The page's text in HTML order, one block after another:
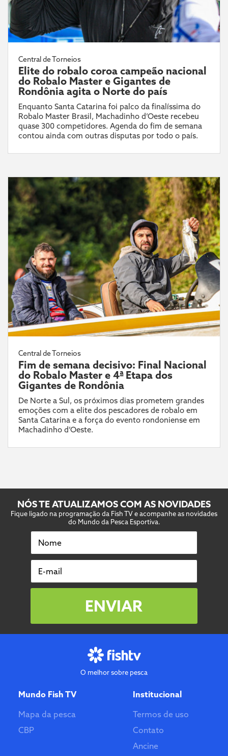
Central de Torneios
Elite do robalo coroa campeão nacional
do Robalo Master e Gigantes de
Rondônia agita o Norte do país
Enquanto Santa Catarina foi palco da finalíssima do
Robalo Master Brasil, Machadinho d’Oeste recebeu
quase 300 competidores. Agenda do fim de semana
contou ainda com outras disputas por todo o país.
Central de Torneios
Fim de semana decisivo: Final Nacional
do Robalo Master e 4ª Etapa dos
Gigantes de Rondônia
De Norte a Sul, os próximos dias prometem grandes
emoções com a elite dos pescadores de robalo em
Santa Catarina e a força do evento rondoniense em
Machadinho d’Oeste.
NÓS TE ATUALIZAMOS COM AS NOVIDADES
Fique ligado na programação da Fish TV e acompanhe as novidades
do Mundo da Pesca Esportiva.
Nome
E-mail
ENVIAR
O melhor sobre pesca
Mundo Fish TV
Mapa da pesca
CBP
Institucional
Termos de uso
Contato
Ancine